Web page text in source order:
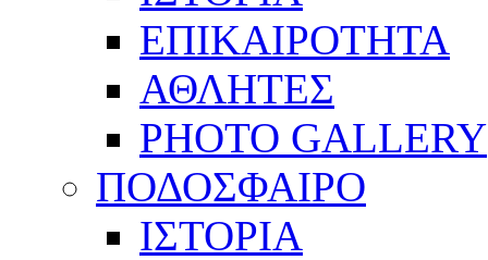
ΕΠΙΚΑΙΡΟΤΗΤΑ
ΑΘΛΗΤΕΣ
PHOTO GALLERY
ΠΟΔΟΣΦΑΙΡΟ
ΙΣΤΟΡΙΑ